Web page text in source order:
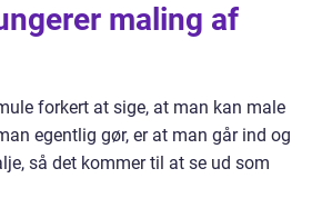
maling af
forkert at sige, at man kan male
egentlig gør, er at man går ind og
så det kommer til at se ud som